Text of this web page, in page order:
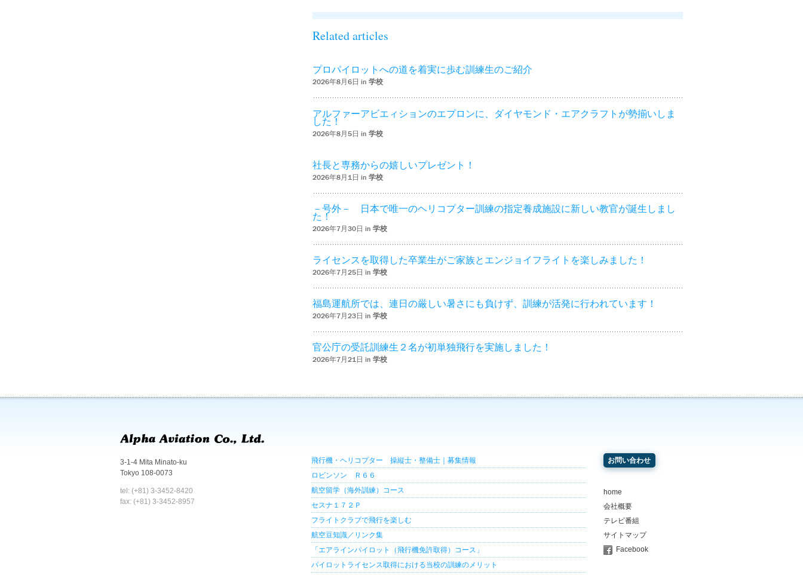
Related articles
プロパイロットへの道を着実に歩む訓練生のご紹介
2026年8月6日 in 学校
アルファーアビエィションのエプロンに、ダイヤモンド・エアクラフトが勢揃いしま
した！
2026年8月5日 in 学校
社長と専務からの嬉しいプレゼント！
2026年8月1日 in 学校
－号外－ 日本で唯一のヘリコプター訓練の指定養成施設に新しい教官が誕生しまし
た！
2026年7月30日 in 学校
ライセンスを取得した卒業生がご家族とエンジョイフライトを楽しみました！
2026年7月25日 in 学校
福島運航所では、連日の厳しい暑さにも負けず、訓練が活発に行われています！
2026年7月23日 in 学校
官公庁の受託訓練生２名が初単独飛行を実施しました！
2026年7月21日 in 学校
3-1-4 Mita Minato-ku
Tokyo 108-0073
tel: (+81) 3-3452-8420
fax: (+81) 3-3452-8957
飛行機・ヘリコプター 操縦士・整備士｜募集情報
ロビンソン Ｒ６６
航空留学（海外訓練）コース
セスナ１７２Ｐ
フライトクラブで飛行を楽しむ
航空豆知識／リンク集
「エアラインパイロット（飛行機免許取得）コース」
パイロットライセンス取得における当校の訓練のメリット
お問い合わせ
home
会社概要
テレビ番組
サイトマップ
Facebook